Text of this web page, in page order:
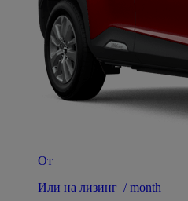
От
Или на лизинг / month